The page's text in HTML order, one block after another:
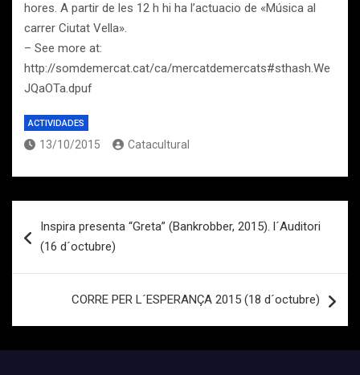
hores. A partir de les 12 h hi ha l’actuacio de «Música al
carrer Ciutat Vella».
– See more at:
http://somdemercat.cat/ca/mercatdemercats#sthash.We
JQaOTa.dpuf
ACTIVIDADES
13/10/2015 Catacultural
de
Inspira presenta “Greta” (Bankrobber, 2015). l´Auditori
(16 d´octubre)
CORRE PER L´ESPERANÇA 2015 (18 d´octubre)